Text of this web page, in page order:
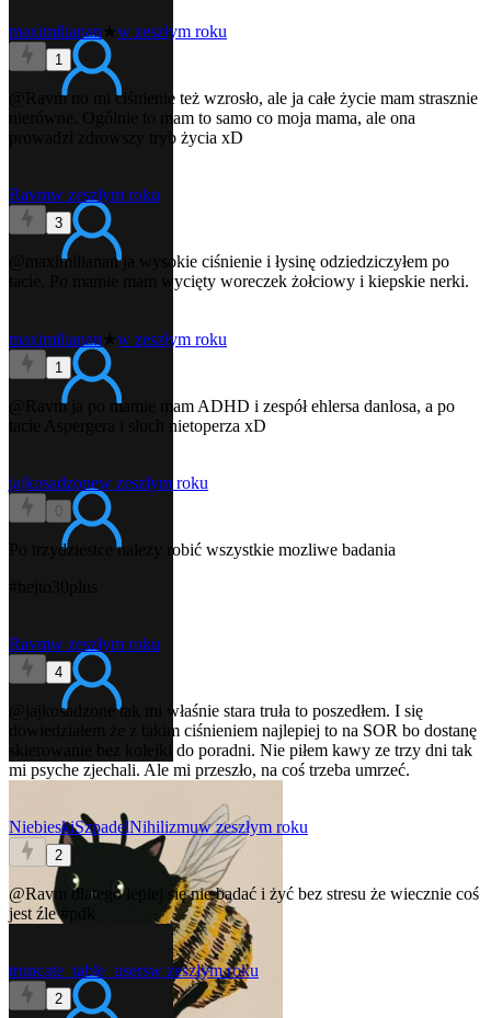
maximilianan w zeszłym roku
1
@Ravmno mi ciśnienie też wzrosło, ale ja całe życie mam strasznie
nierówne. Ogólnie to mam to samo co moja mama, ale ona
prowadzi zdrowszy tryb życia xD
Ravmw zeszłym roku
3
@maximiliananja wysokie ciśnienie i łysinę odziedziczyłem po
tacie. Po mamie mam wycięty woreczek żołciowy i kiepskie nerki.
maximilianan w zeszłym roku
1
@Ravmja po mamie mam ADHD i zespół ehlersa danlosa, a po
tacie Aspergera i słuch nietoperza xD
jajkosadzonew zeszłym roku
0
Po trzydziestce nalezy robić wszystkie mozliwe badania
Ravmw zeszłym roku
4
@jajkosadzone tak mi właśnie stara truła to poszedłem. I się
dowiedziałem że z takim ciśnieniem najlepiej to na SOR bo dostanę
skierowanie bez kolejki do poradni. Nie piłem kawy ze trzy dni tak
mi psyche zjechali. Ale mi przeszło, na coś trzeba umrzeć.
NiebieskiSzpadelNihilizmuw zeszłym roku
2
@Ravm
dlatego lepiej się nie badać i żyć bez stresu że wiecznie coś
jest źle
truncate_table_usersw zeszłym roku
2